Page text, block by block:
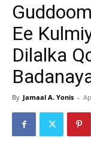
Ee
Dilalka
By Jamaal A. Yonis -